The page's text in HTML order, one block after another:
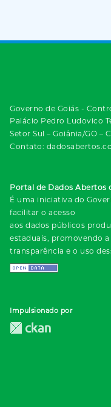
Governo de Goiás -
Palácio Pedro Ludovico
Setor Sul – Goiânia/GO –
Contato:
Portal de Dados Abertos
É uma iniciativa do
facilitar o acesso
aos dados públicos
estaduais, promovendo a
transparência e o uso
Impulsionado por